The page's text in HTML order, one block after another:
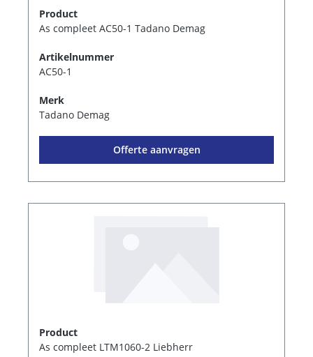
Product
As compleet AC50-1 Tadano Demag
Artikelnummer
AC50-1
Merk
Tadano Demag
Offerte aanvragen
Product
As compleet LTM1060-2 Liebherr